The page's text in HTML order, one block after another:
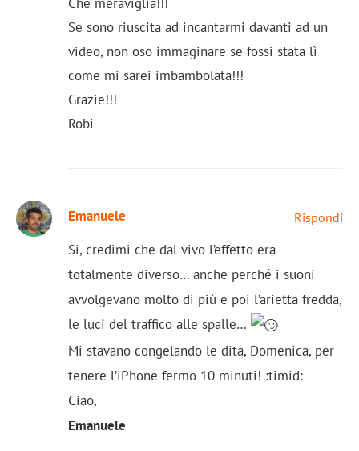
Se sono riuscita ad incantarmi davanti ad un
video, non oso immaginare se fossi stata lì
come mi sarei imbambolata!!!
Grazie!!!
Robi
Emanuele Rispondi
Si, credimi che dal vivo l’effetto era
totalmente diverso… anche perché i suoni
avvolgevano molto di più e poi l’arietta fredda,
le luci del traffico alle spalle…
Mi stavano congelando le dita, Domenica, per
tenere l’iPhone fermo 10 minuti! :timid:
Ciao,
Emanuele